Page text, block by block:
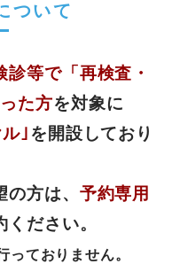
ついて
等で「再検査・
た方を対象に
｣ を開設しており
方は、 予約専用
ださい。
ておりません。